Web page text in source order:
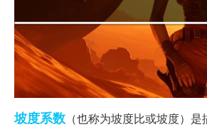
坡度系数 （也称为坡度比或坡度）是